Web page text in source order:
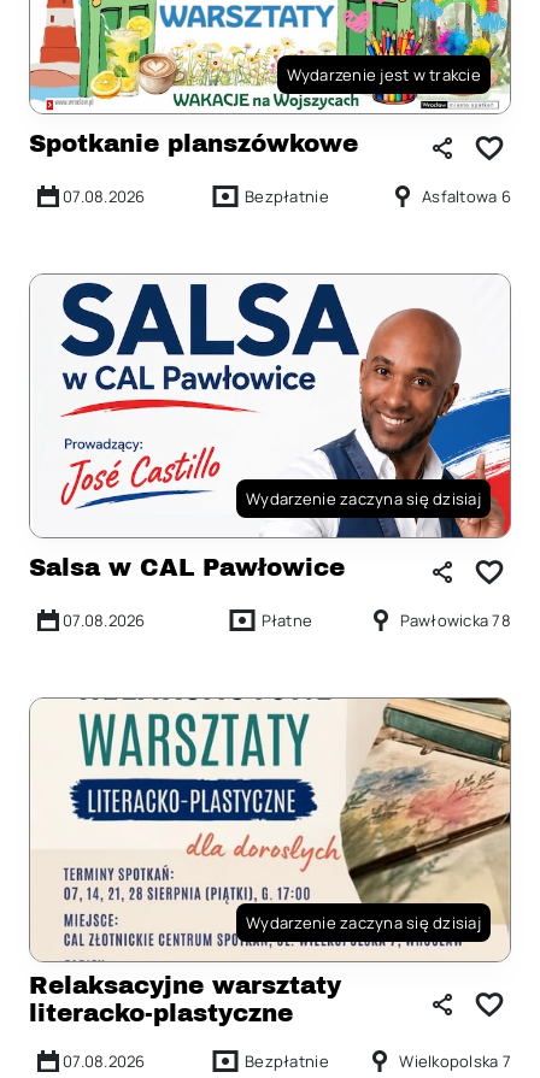
Wydarzenie jest w trakcie
Spotkanie planszówkowe
07.08.2026 Bezpłatnie Asfaltowa 6
Wydarzenie zaczyna się dzisiaj
Salsa w CAL Pawłowice
07.08.2026 Płatne Pawłowicka 78
Wydarzenie zaczyna się dzisiaj
Relaksacyjne warsztaty
literacko-plastyczne
07.08.2026 Bezpłatnie Wielkopolska 7